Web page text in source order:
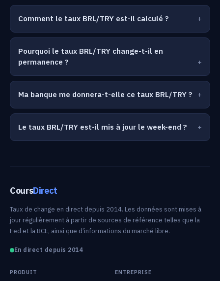
Comment le taux BRL/TRY est-il calculé ?
Pourquoi le taux BRL/TRY change-t-il en
permanence ?
Ma banque me donnera-t-elle ce taux BRL/TRY ?
Le taux BRL/TRY est-il mis à jour le week-end ?
CoursDirect
Taux de change en direct depuis 2014. Les données sont mises à
jour régulièrement à partir de sources de référence telles que la
Fed et la BCE, ainsi que d’informations du marché libre.
En direct depuis 2014
PRODUIT ENTREPRISE